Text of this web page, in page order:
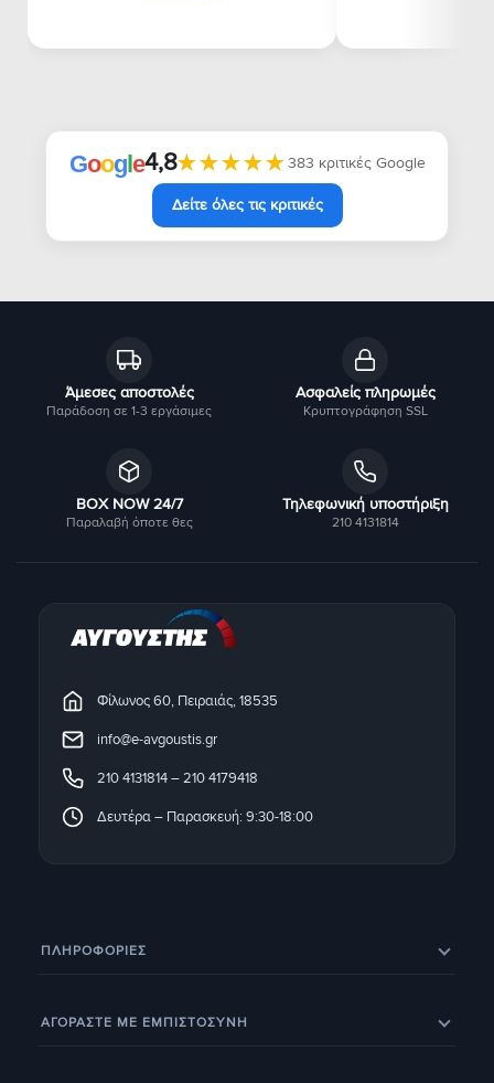
Άμεσες αποστολές
Παράδοση σε 1-3 εργάσιμες
Ασφαλείς πληρωμές
Κρυπτογράφηση SSL
BOX NOW 24/7
Παραλαβή όποτε θες
Τηλεφωνική υποστήριξη
210 4131814
Google4,8★★★★★
★★★★★ 383 κριτικές Google
Δείτε όλες τις κριτικές
Φίλωνος 60, Πειραιάς, 18535
info@e-avgoustis.gr
210 4131814–210 4179418
Δευτέρα – Παρασκευή: 9:30-18:00
ΠΛΗΡΟΦΟΡΊΕΣ
Εξέλιξη παραγγελίας
ΑΓΟΡΑΣΤΕ ΜΕ ΕΜΠΙΣΤΟΣΥΝΗ